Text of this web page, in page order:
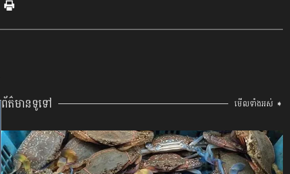
ព័ត៌មានទូទៅ មើលទាំងអស់ ➧